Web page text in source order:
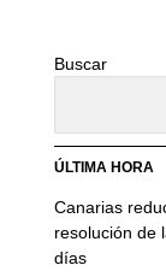
Buscar
ÚLTIMA HORA
Canarias
resolución de
días